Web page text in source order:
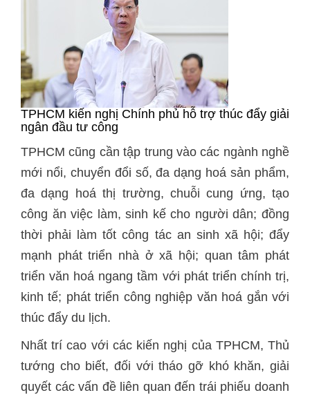
TPHCM kiến nghị Chính phủ hỗ trợ thúc đẩy giải
ngân đầu tư công
TPHCM cũng cần tập trung vào các ngành nghề
mới nổi, chuyển đổi số, đa dạng hoá sản phẩm,
đa dạng hoá thị trường, chuỗi cung ứng, tạo
công ăn việc làm, sinh kế cho người dân; đồng
thời phải làm tốt công tác an sinh xã hội; đẩy
mạnh phát triển nhà ở xã hội; quan tâm phát
triển văn hoá ngang tầm với phát triển chính trị,
kinh tế; phát triển công nghiệp văn hoá gắn với
thúc đẩy du lịch.
Nhất trí cao với các kiến nghị của TPHCM, Thủ
tướng cho biết, đối với tháo gỡ khó khăn, giải
quyết các vấn đề liên quan đến trái phiếu doanh